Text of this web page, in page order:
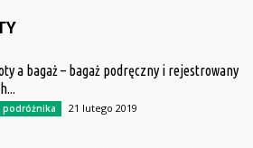
a bagaż – bagaż podręczny i rejestrowany
podróżnika 21 lutego 2019